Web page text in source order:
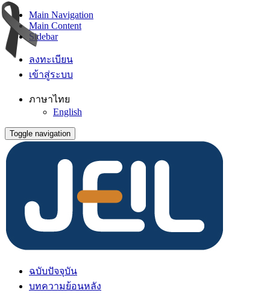
Main Navigation
Main Content
Sidebar
ลงทะเบียน
เข้าสู่ระบบ
ภาษาไทย
English
Toggle navigation
ฉบับปัจจุบัน
บทความย้อนหลัง